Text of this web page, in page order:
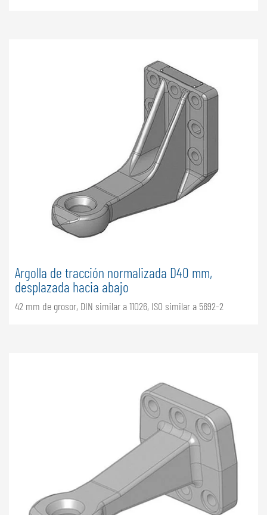
Argolla de tracción normalizada D40 mm,
desplazada hacia abajo
42 mm de grosor, DIN similar a 11026, ISO similar a 5692-2